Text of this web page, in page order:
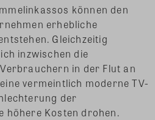
können den
erhebliche
Gleichzeitig
inzwischen die
in der Flut an
vermeintlich moderne TV-
der
höhere Kosten drohen.